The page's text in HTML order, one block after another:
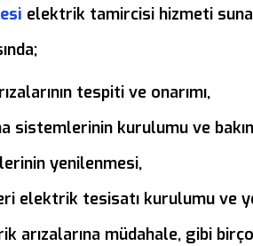
elektrik tamircisi hizmeti
tespiti ve onarımı,
sistemlerinin kurulumu ve
yenilenmesi,
elektrik tesisatı kurulumu ve
arızalarına müdahale, gibi